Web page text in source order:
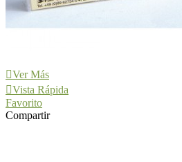
Ver Más
Vista Rápida
Favorito
Compartir